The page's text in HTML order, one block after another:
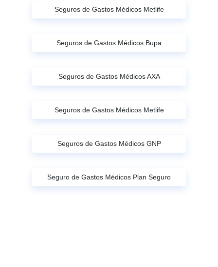
Seguros de Gastos Médicos Metlife
Seguros de Gastos Médicos Bupa
Seguros de Gastos Médicos AXA
Seguros de Gastos Médicos Metlife
Seguros de Gastos Médicos GNP
Seguro de Gastos Médicos Plan Seguro